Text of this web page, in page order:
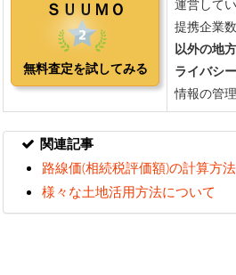
関連記事
路線価(相続税評価額)の計算方法
様々な土地活用方法について